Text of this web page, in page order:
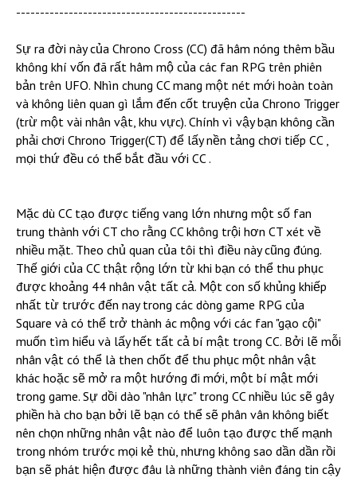
------------------------------------------------
Sự ra đời này của Chrono Cross (CC) đã hâm nóng thêm bầu
không khí vốn đã rất hâm mộ của các fan RPG trên phiên
bản trên UFO. Nhìn chung CC mang một nét mới hoàn toàn
và không liên quan gì lắm đến cốt truyện của Chrono Trigger
(trừ một vài nhân vật, khu vực). Chính vì vậy bạn không cần
phải chơi Chrono Trigger(CT) để lấy nền tảng chơi tiếp CC ,
mọi thứ đều có thể bắt đầu với CC .
Mặc dù CC tạo được tiếng vang lớn nhưng một số fan
trung thành với CT cho rằng CC không trội hơn CT xét về
nhiều mặt. Theo chủ quan của tôi thì điều này cũng đúng.
Thế giới của CC thật rộng lớn từ khi bạn có thể thu phục
được khoảng 44 nhân vật tất cả. Một con số khủng khiếp
nhất từ trước đến nay trong các dòng game RPG của
Square và có thể trở thành ác mộng với các fan "gạo cội"
muốn tìm hiểu và lấy hết tất cả bí mật trong CC. Bởi lẽ mỗi
nhân vật có thể là then chốt để thu phục một nhân vật
khác hoặc sẽ mở ra một hướng đi mới, một bí mật mới
trong game. Sự dồi dào "nhân lực" trong CC nhiều lúc sẽ gây
phiền hà cho bạn bởi lẽ bạn có thể sẽ phân vân không biết
nên chọn những nhân vật nào để luôn tạo được thế mạnh
trong nhóm trước mọi kẻ thù, nhưng không sao dần dần rồi
bạn sẽ phát hiện được đâu là những thành viên đáng tin cậy